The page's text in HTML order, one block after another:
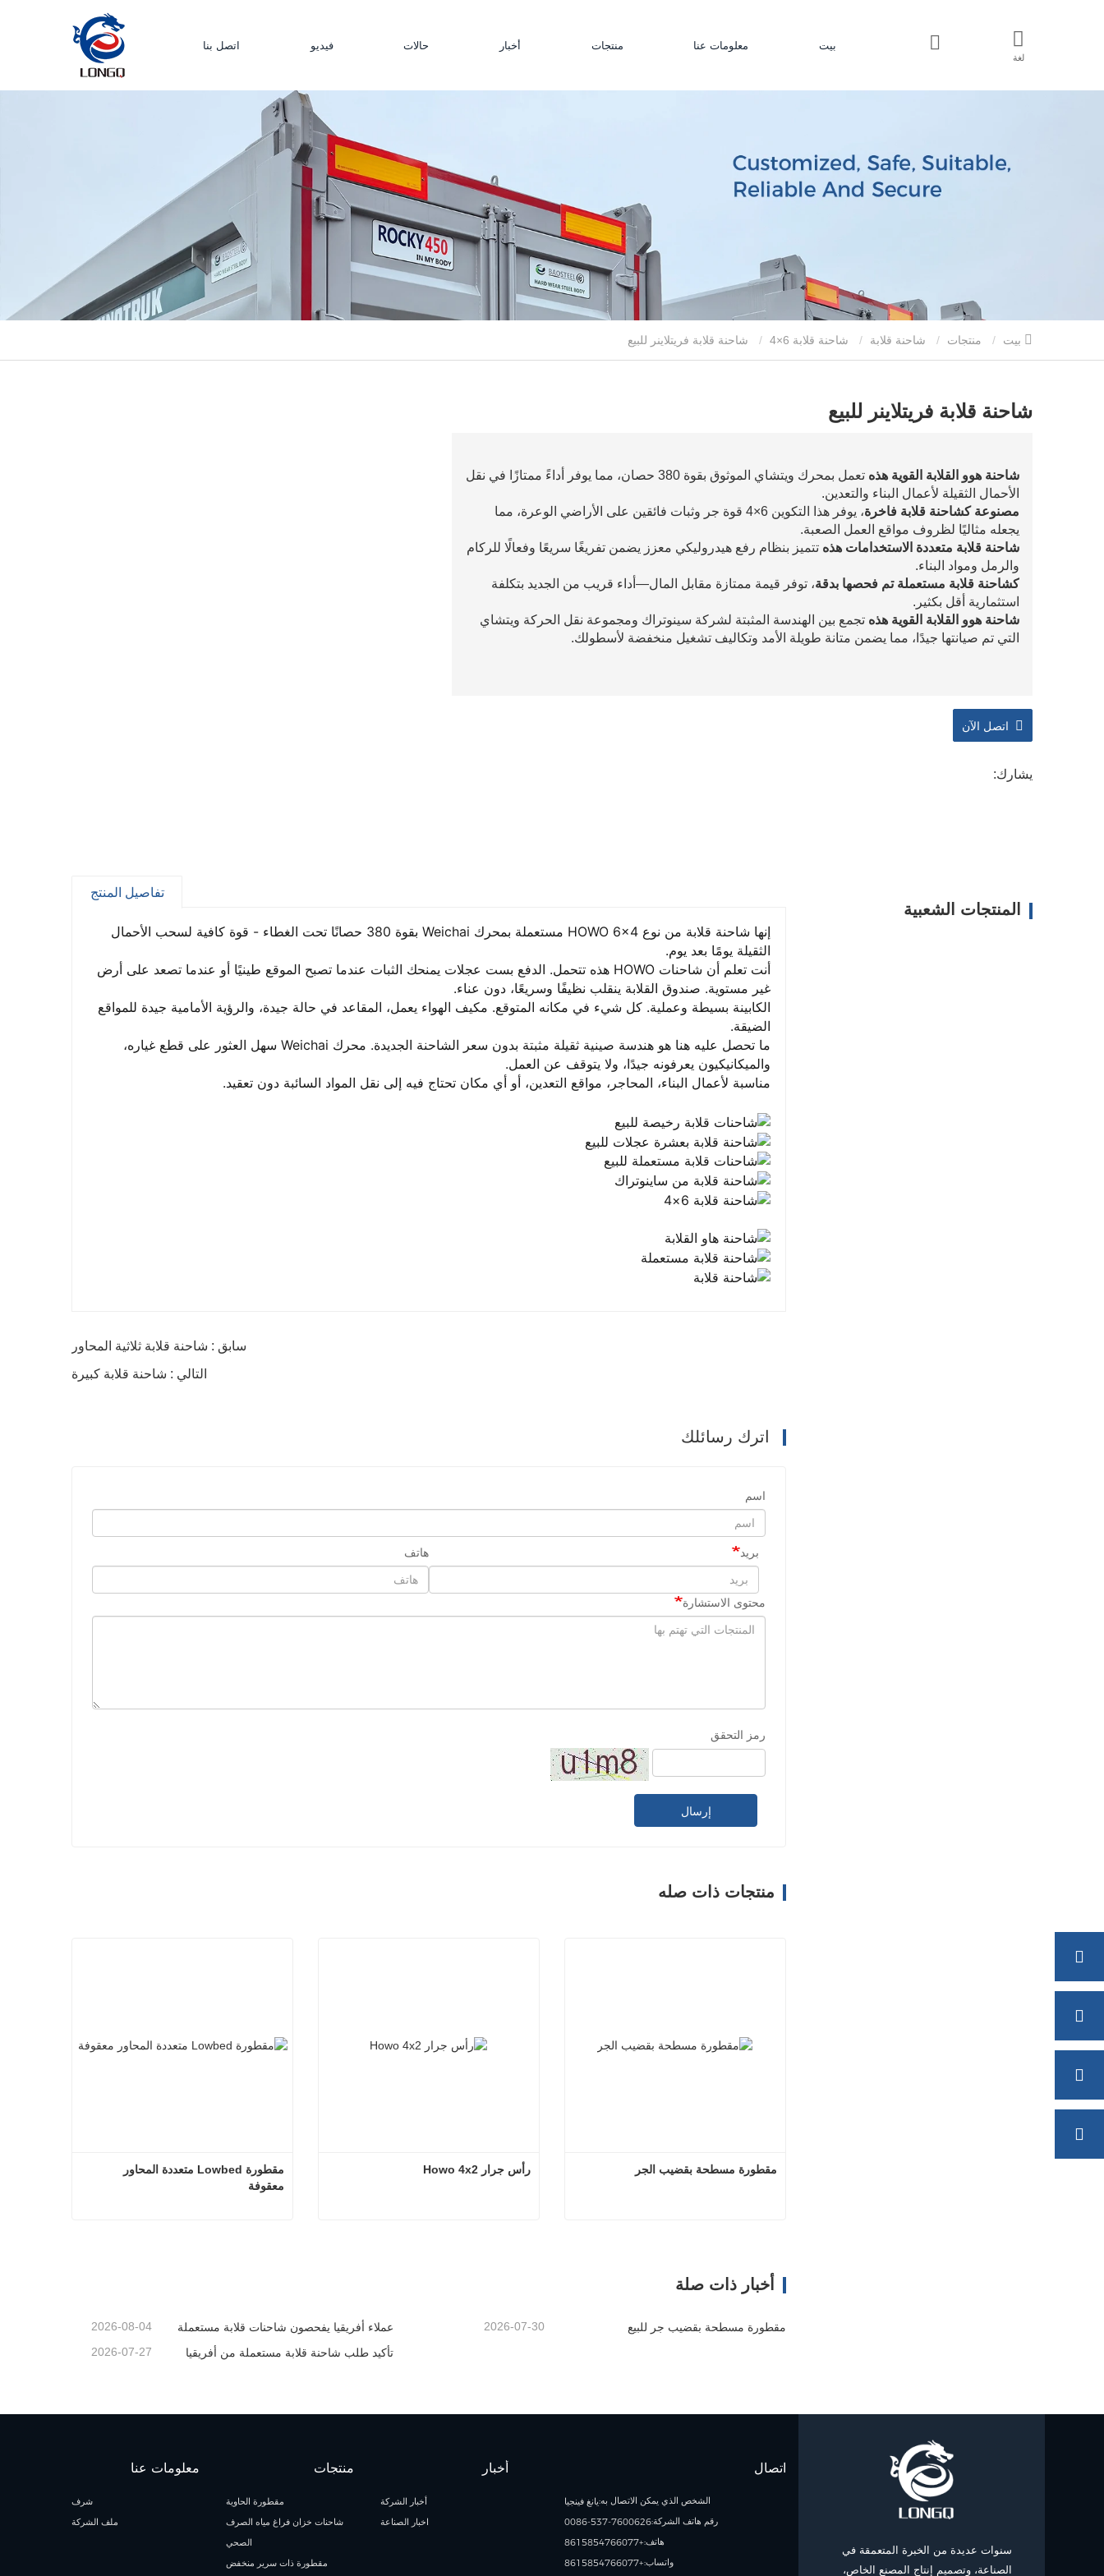
بيت معلومات عنا منتجات أخبار حالات فيديو اتصل بنا
لغة
منتجات شاحنة قلابة شاحنة قلابة 6×4
شاحنة قلابة فريتلاينر للبيع
شاحنة هوو القلابة القوية هذه
تعمل بمحرك ويتشاي الموثوق بقوة 380 حصان، مما يوفر أداءً ممتازًا في نقل
الأحمال الثقيلة لأعمال البناء والتعدين.
مصنوعة كشاحنة قلابة فاخرة
، يوفر هذا التكوين 6×4 قوة جر وثبات فائقين على الأراضي الوعرة، مما
يجعله مثاليًا لظروف مواقع العمل الصعبة.
شاحنة قلابة متعددة الاستخدامات هذه تتميز بنظام رفع هيدروليكي معزز يضمن تفريغًا سريعًا وفعالًا للركام
والرمل ومواد البناء.
كشاحنة قلابة مستعملة تم فحصها بدقة، توفر قيمة ممتازة مقابل المال—أداء قريب من الجديد بتكلفة
استثمارية أقل بكثير.
شاحنة هوو القلابة القوية هذه تجمع بين الهندسة المثبتة لشركة سينوتراك ومجموعة نقل الحركة ويتشاي
التي تم صيانتها جيدًا، مما يضمن متانة طويلة الأمد وتكاليف تشغيل منخفضة لأسطولك.
اتصل الآن
يشارك:
تفاصيل المنتج
الثقيلة يومًا بعد يوم.
غير مستوية. صندوق القلابة ينقلب نظيفًا وسريعًا، دون عناء.
الضيقة.
والميكانيكيون يعرفونه جيدًا، ولا يتوقف عن العمل.
مناسبة لأعمال البناء، المحاجر، مواقع التعدين، أو أي مكان تحتاج فيه إلى نقل المواد السائبة دون تعقيد.
سابق : شاحنة قلابة ثلاثية المحاور
التالي : شاحنة قلابة كبيرة
اترك رسائلك
اسم
بريد هاتف
محتوى الاستشارة
رمز التحقق
إرسال
منتجات ذات صله
معقوفة
رأس جرار Howo 4x2 مقطورة مسطحة بقضيب الجر
أخبار ذات صلة
عملاء أفريقيا يفحصون شاحنات قلابة مستعملة 2026-08-04 مقطورة مسطحة بقضيب جر للبيع 2026-07-30
تأكيد طلب شاحنة قلابة مستعملة من أفريقيا 2026-07-27
المنتجات الشعبية
معلومات عنا
شرف
ملف الشركة
منتجات
مقطورة الحاوية
شاحنات خزان فراغ مياه الصرف
الصحي
مقطورة ذات سرير منخفض
أخبار
أخبار الشركة
اخبار الصناعة
اتصال
الشخص الذي يمكن الاتصال به:يانغ فينجيا
رقم هاتف الشركة:0086-537-7600626
هاتف:+8615854766077
واتساب:+8615854766077
سنوات عديدة من الخبرة المتعمقة في
الصناعة، وتصميم إنتاج المصنع الخاص،